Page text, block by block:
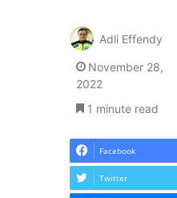
Adli Effendy
November 28,
2022
1 minute read
Facebook
Twitter